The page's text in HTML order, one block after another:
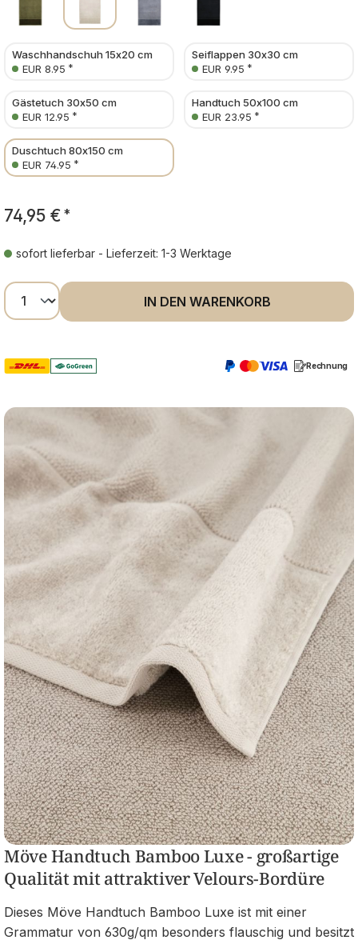
Waschhandschuh 15x20 cm
EUR 8.95 *
Seiflappen 30x30 cm
EUR 9.95 *
Gästetuch 30x50 cm
EUR 12.95 *
Handtuch 50x100 cm
EUR 23.95 *
Duschtuch 80x150 cm
EUR 74.95 *
74,95 € *
sofort lieferbar - Lieferzeit: 1-3 Werktage
Produkt Anzahl: Gib den gewünschten
IN DEN WARENKORB
Rechnung
Möve Handtuch Bamboo Luxe - großartige
Qualität mit attraktiver Velours-Bordüre
Dieses Möve Handtuch Bamboo Luxe ist mit einer
Grammatur von 630g/qm besonders flauschig und besitzt